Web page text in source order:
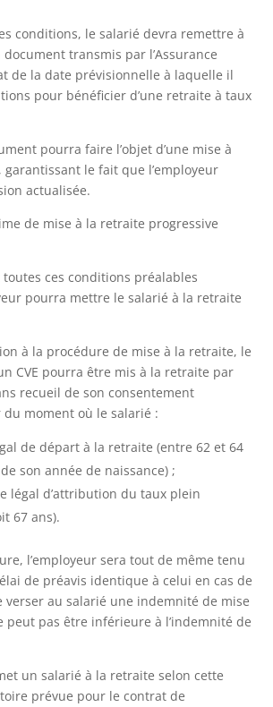
conditions, le salarié devra remettre à
transmis par l’Assurance
de la date prévisionnelle à laquelle il
pour bénéficier d’une retraite à taux
pourra faire l’objet d’une mise à
le fait que l’employeur
actualisée.
de mise à la retraite progressive
ces conditions préalables
pourra mettre le salarié à la retraite
à la procédure de mise à la retraite, le
CVE pourra être mis à la retraite par
recueil de son consentement
moment où le salarié :
de départ à la retraite (entre 62 et 64
son année de naissance) ;
légal d’attribution du taux plein
67 ans).
l’employeur sera tout de même tenu
de préavis identique à celui en cas de
verser au salarié une indemnité de mise
peut pas être inférieure à l’indemnité de
un salarié à la retraite selon cette
prévue pour le contrat de